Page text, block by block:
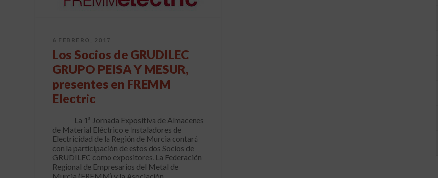
6 FEBRERO, 2017
Los Socios de GRUDILEC
GRUPO PEISA Y MESUR,
presentes en FREMM
Electric
La 1ª Jornada Expositiva de Almacenes
de Material Eléctrico e Instaladores de
Electricidad de la Región de Murcia contará
con la participación de estos dos Socios de
GRUDILEC como expositores. La Federación
Regional de Empresarios del Metal de
Murcia (FREMM) y la Asociación...